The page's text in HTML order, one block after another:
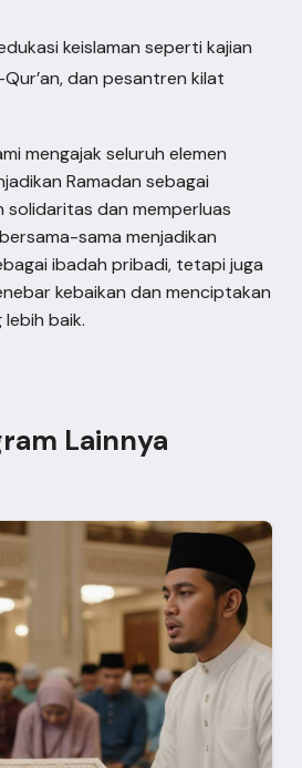
keislaman seperti kajian
dan pesantren kilat
mengajak seluruh elemen
Ramadan sebagai
dan memperluas
sama menjadikan
ibadah pribadi, tetapi juga
kebaikan dan menciptakan
baik.
Lainnya